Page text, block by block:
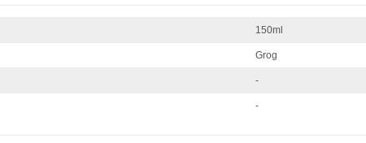
150ml
Grog
-
-